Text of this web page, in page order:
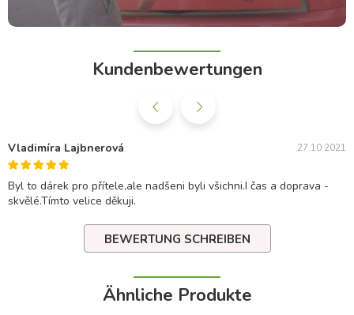
Kundenbewertungen
Vladimíra Lajbnerová 27.10.2021
Byl to dárek pro přítele,ale nadšeni byli všichni.I čas a doprava -
skvělé.Tímto velice děkuji.
BEWERTUNG SCHREIBEN
Ähnliche Produkte